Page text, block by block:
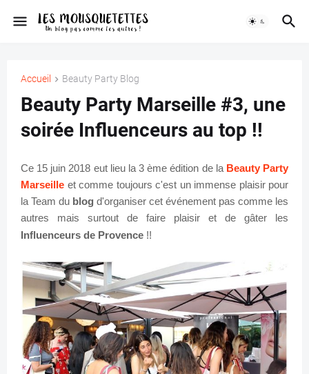
Accueil Beauty Party Blog
Beauty Party Marseille #3, une
soirée Influenceurs au top !!
Ce 15 juin 2018 eut lieu la 3 ème édition de la Beauty Party
Marseille et comme toujours c'est un immense plaisir pour
la Team du blog d'organiser cet événement pas comme les
autres mais surtout de faire plaisir et de gâter les
Influenceurs de Provence !!